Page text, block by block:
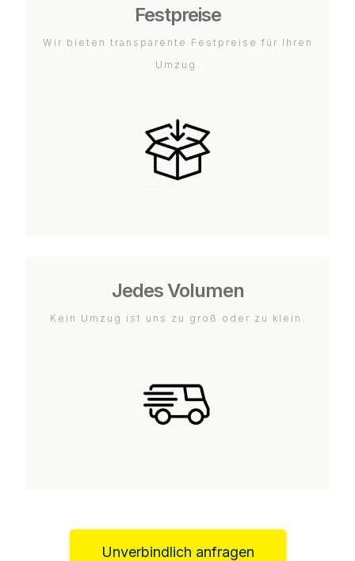
Festpreise
Wir bieten transparente Festpreise für Ihren
Umzug.
Jedes Volumen
Kein Umzug ist uns zu groß oder zu klein.
Unverbindlich anfragen